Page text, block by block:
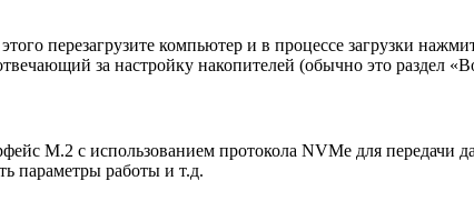
перезагрузите компьютер и в процессе загрузки
за настройку накопителей (обычно это раздел
M.2 с использованием протокола NVMe для передачи
параметры работы и т.д.